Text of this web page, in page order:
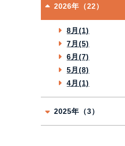
2026年（22）
8月(1)
7月(5)
6月(7)
5月(8)
4月(1)
2025年（3）